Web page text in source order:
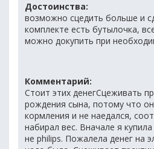
Достоинства:
возможно сцедить больше и
комплекте есть бутылочка,
можно докупить при
Комментарий:
Стоит этих денегСцеживать
рождения сына, потому что
кормления и не наедался,
набирал вес. Вначале я
не philips. Пожалела денег на